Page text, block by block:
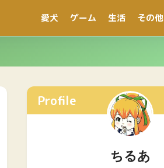
愛犬 ゲーム 生活 その他
Profile
ちるあ